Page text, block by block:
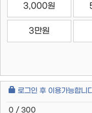
3,000원
3만원
로그인 후 이용가능합니
0 / 300